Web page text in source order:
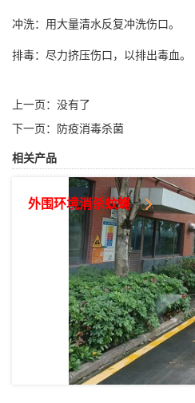
冲洗：用大量清水反复冲洗伤口。
排毒：尽力挤压伤口，以排出毒血。
上一页：没有了
下一页：
防疫消毒杀菌
相关产品
外围环境消杀蚊蝇